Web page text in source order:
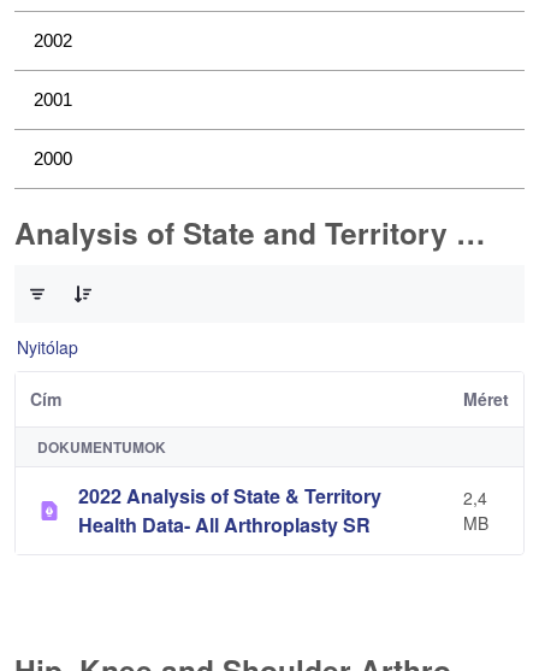
2002
2001
2000
Analysis of State and Territory Health Data
Nyitólap
Cím Méret
DOKUMENTUMOK
2022 Analysis of State & Territory
Health Data- All Arthroplasty SR
2,4
MB